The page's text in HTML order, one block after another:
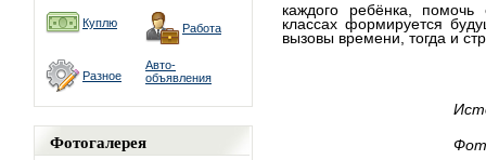
Куплю Работа
Разное
Авто-
объявления
Фотогалерея
каждого ребёнка,
классах формируется
вызовы времени, тогда и